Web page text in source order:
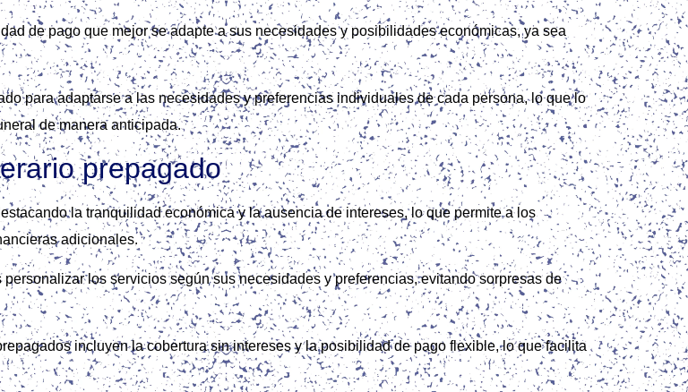
de pago que mejor se adapte a sus necesidades y posibilidades económicas, ya sea
para adaptarse a las necesidades y preferencias individuales de cada persona, lo que lo
de manera anticipada.
prepagado
la tranquilidad económica y la ausencia de intereses, lo que permite a los
adicionales.
los servicios según sus necesidades y preferencias, evitando sorpresas de
incluyen la cobertura sin intereses y la posibilidad de pago flexible, lo que facilita